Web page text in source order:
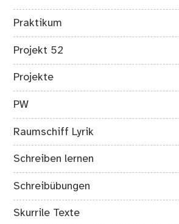
Praktikum
Projekt 52
Projekte
PW
Raumschiff Lyrik
Schreiben lernen
Schreibübungen
Skurrile Texte